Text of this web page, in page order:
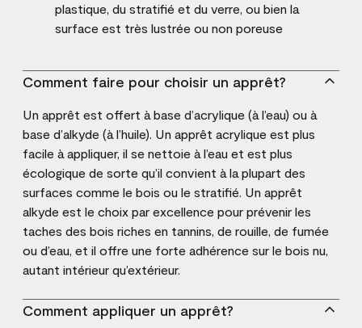
plastique, du stratifié et du verre, ou bien la
surface est très lustrée ou non poreuse
Comment faire pour choisir un apprêt?
Un apprêt est offert à base d’acrylique (à l’eau) ou à
base d’alkyde (à l’huile). Un apprêt acrylique est plus
facile à appliquer, il se nettoie à l’eau et est plus
écologique de sorte qu’il convient à la plupart des
surfaces comme le bois ou le stratifié. Un apprêt
alkyde est le choix par excellence pour prévenir les
taches des bois riches en tannins, de rouille, de fumée
ou d’eau, et il offre une forte adhérence sur le bois nu,
autant intérieur qu’extérieur.
Comment appliquer un apprêt?